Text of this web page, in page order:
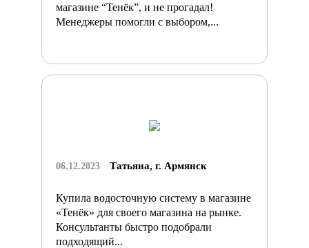
магазине “Тенёк”, и не прогадал!
Менеджеры помогли с выбором,...
06.12.2023 Татьяна, г. Армянск
Купила водосточную систему в магазине
«Тенёк» для своего магазина на рынке.
Консультанты быстро подобрали
подходящий...